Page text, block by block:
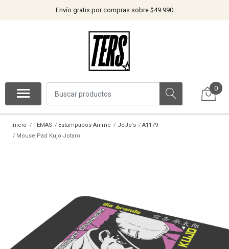
Envío gratis por compras sobre $49.990
0
Inicio TEMAS Estampados Anime JoJo's
A1179
Mouse Pad Kujo Jotaro